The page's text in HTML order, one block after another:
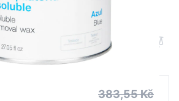
AZULEN
Maloobchodní cena
383,55 Kč